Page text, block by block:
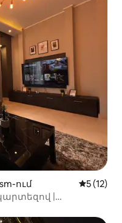
ում Միջին
5 (12)
|